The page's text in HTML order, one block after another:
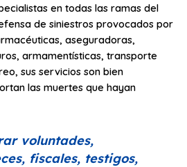
en todas las ramas del
de siniestros provocados por
aseguradoras,
armamentísticas, transporte
sus servicios son bien
las muertes que hayan
voluntades,
fiscales, testigos,